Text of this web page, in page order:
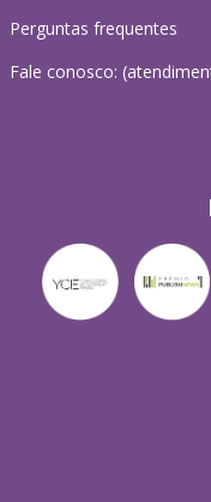
Perguntas frequentes
Fale conosco: